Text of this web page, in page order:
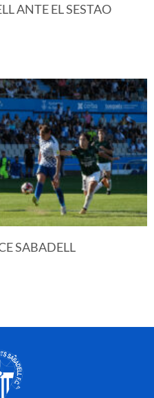
ANTE EL SESTAO
SABADELL